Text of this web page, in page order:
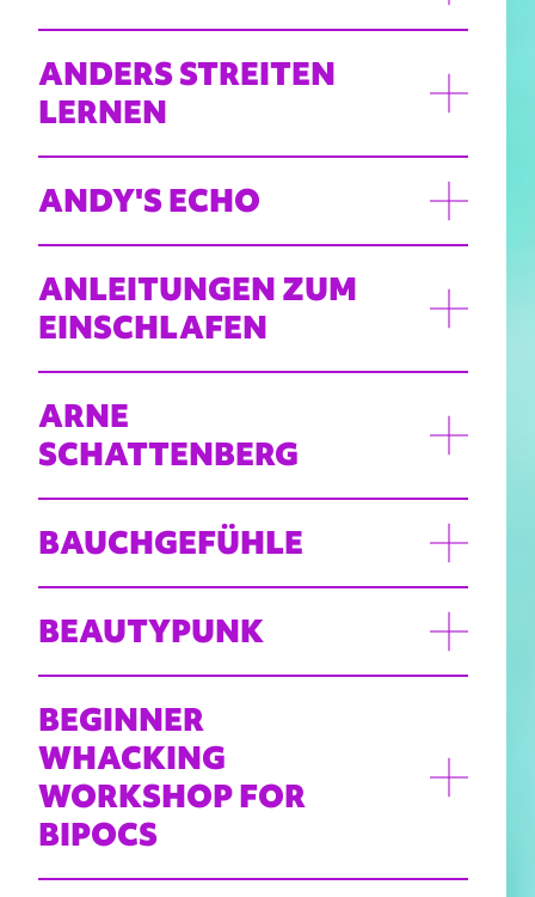
ANDERS STREITEN
LERNEN
ANDY'S ECHO
ANLEITUNGEN ZUM
EINSCHLAFEN
ARNE
SCHATTENBERG
BAUCHGEFÜHLE
BEAUTYPUNK
BEGINNER
WHACKING
WORKSHOP FOR
BIPOCS